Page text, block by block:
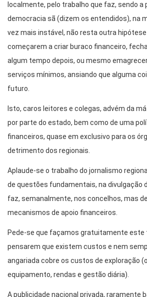
localmente, pelo trabalho que faz, sendo a
democracia sã (dizem os entendidos), na
vez mais instável, não resta outra hipótese
começarem a criar buraco financeiro,
algum tempo depois, ou mesmo
serviços mínimos, ansiando que alguma
futuro.
Isto, caros leitores e colegas, advém da
por parte do estado, bem como de uma
financeiros, quase em exclusivo para os
detrimento dos regionais.
Aplaude-se o trabalho do jornalismo
de questões fundamentais, na divulgação
faz, semanalmente, nos concelhos, mas
mecanismos de apoio financeiros.
Pede-se que façamos gratuitamente este
pensarem que existem custos e nem
angariada cobre os custos de exploração
equipamento, rendas e gestão diária).
A publicidade nacional privada, raramente